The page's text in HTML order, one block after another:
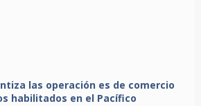
las operación es de comercio
habilitados en el Pacífico